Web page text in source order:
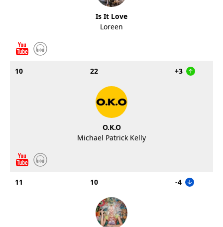
Is It Love
Loreen
10 22 +3
O.K.O
Michael Patrick Kelly
11 10 -4